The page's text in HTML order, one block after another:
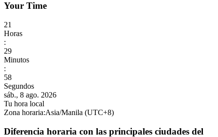
Your Time
21
Horas
:
30
Minutos
:
00
Segundos
sáb., 8 ago. 2026
Tu hora local
Zona horaria:Asia/Manila (UTC+8)
Diferencia horaria con las principales ciudades del